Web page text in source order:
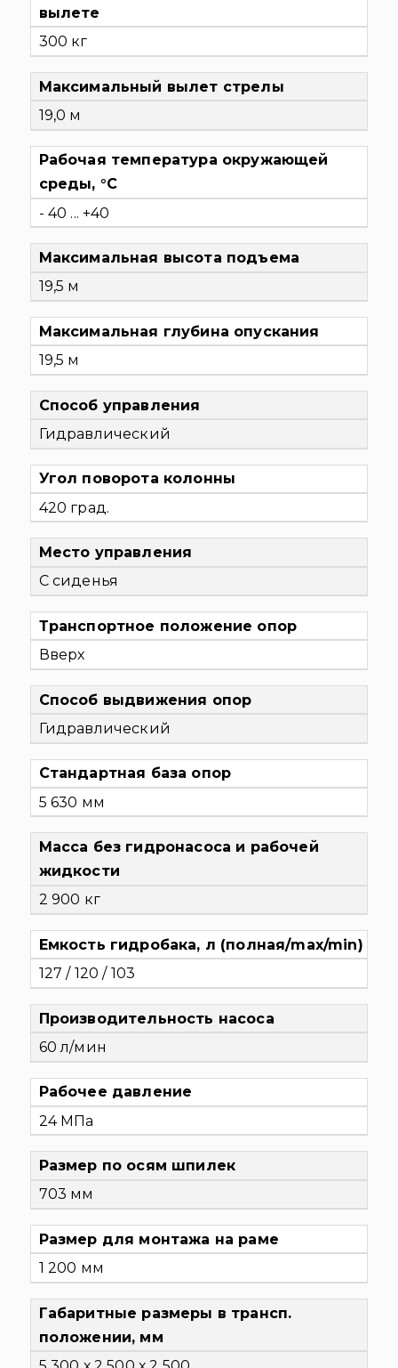
вылете
300 кг
Максимальный вылет стрелы
19,0 м
Рабочая температура окружающей
среды, °C
- 40 ... +40
Максимальная высота подъема
19,5 м
Максимальная глубина опускания
19,5 м
Способ управления
Гидравлический
Угол поворота колонны
420 град.
Место управления
С сиденья
Транспортное положение опор
Вверх
Способ выдвижения опор
Гидравлический
Стандартная база опор
5 630 мм
Масса без гидронасоса и рабочей
жидкости
2 900 кг
Емкость гидробака, л (полная/max/min)
127 / 120 / 103
Производительность насоса
60 л/мин
Рабочее давление
24 МПа
Размер по осям шпилек
703 мм
Размер для монтажа на раме
1 200 мм
Габаритные размеры в трансп.
положении, мм